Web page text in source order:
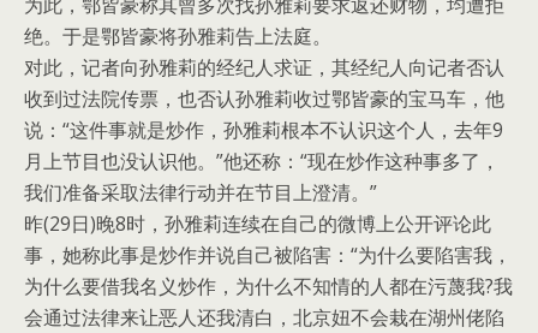
绝。于是鄂皆豪将孙雅莉告上法庭。
对此，记者向孙雅莉的经纪人求证，其经纪人向记者否认
收到过法院传票，也否认孙雅莉收过鄂皆豪的宝马车，他
说：“这件事就是炒作，孙雅莉根本不认识这个人，去年9
月上节目也没认识他。”他还称：“现在炒作这种事多了，
我们准备采取法律行动并在节目上澄清。”
昨(29日)晚8时，孙雅莉连续在自己的微博上公开评论此
事，她称此事是炒作并说自己被陷害：“为什么要陷害我，
为什么要借我名义炒作，为什么不知情的人都在污蔑我?我
会通过法律来让恶人还我清白，北京妞不会栽在湖州佬陷